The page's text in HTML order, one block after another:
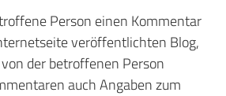
Person einen Kommentar
veröffentlichten Blog,
der betroffenen Person
auch Angaben zum